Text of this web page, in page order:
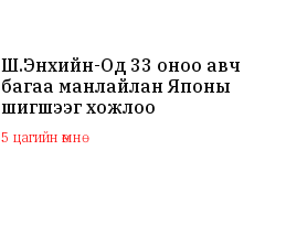
Ш.Энхийн-Од 33 оноо авч
багаа манлайлан Японы
шигшээг хожлоо
5 цагийн өмнө